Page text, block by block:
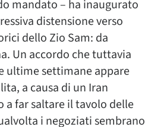
mandato – ha inaugurato
distensione verso
dello Zio Sam: da
Un accordo che tuttavia
ultime settimane appare
a causa di un Iran
a far saltare il tavolo delle
i negoziati sembrano